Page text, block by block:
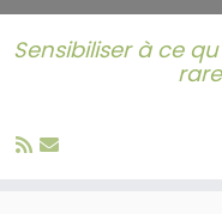
Sensibiliser à ce